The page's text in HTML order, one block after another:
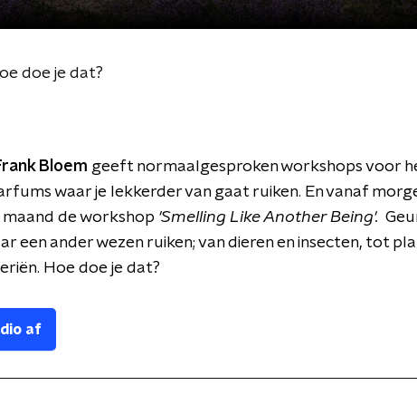
doe je dat?
Bloem geeft normaalgesproken workshops voor
waar je lekkerder van gaat ruiken. En vanaf
de workshop 'Smelling Like Another Being'.
een ander wezen ruiken; van dieren en insecten, tot
Hoe doe je dat?
af